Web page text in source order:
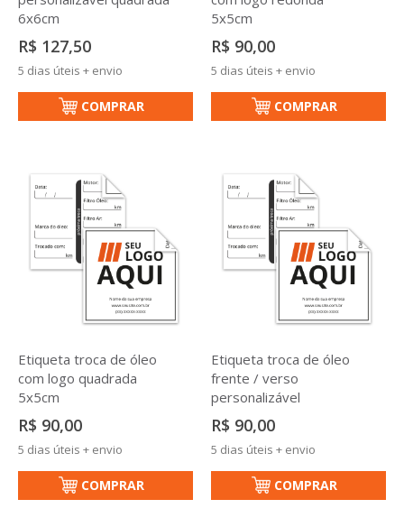
6x6cm
R$ 127,50
5 dias úteis + envio
COMPRAR
5x5cm
R$ 90,00
5 dias úteis + envio
COMPRAR
Etiqueta troca de óleo
com logo quadrada
5x5cm
R$ 90,00
5 dias úteis + envio
COMPRAR
Etiqueta troca de óleo
frente / verso
personalizável
R$ 90,00
5 dias úteis + envio
COMPRAR